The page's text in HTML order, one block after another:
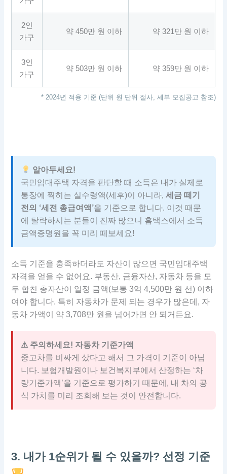
2인
가구
약 450만 원 이하 약 321만 원 이하
3인
가구
약 503만 원 이하 약 359만 원 이하
* 2024년 적용 기준 (단위 원 단위 절사, 세부 모집공고 참조)
알아두세요!
국민임대주택 자격을 판단할 때 소득은 내가 실제로
통장에 찍히는 실수령액(세후)이 아니라,세금 떼기
전의 ‘세전 총급여액’을 기준으로 합니다. 이것 때문
에 탈락하시는 분들이 진짜 많으니 홈택스에서 소득
금액증명원을 꼭 미리 떼보세요!
소득 기준을 충족하더라도 자산이 많으면 국민임대주택
자격을 얻을 수 없어요. 부동산, 금융자산, 자동차 등을 모
두 합친 총자산이 일정 금액(보통 3억 4,500만 원 선) 이하
여야 합니다. 특히 자동차가 문제 되는 경우가 많은데, 자
동차 가액이 약 3,708만 원을 넘어가면 안 되거든요.
⚠ 주의하세요! 자동차 기준가액
중고차를 비싸게 샀다고 해서 그 가격이 기준이 아닙
니다. 보험개발원이나 보건복지부에서 산정하는 ‘차
량기준가액’을 기준으로 평가하기 때문에, 내 차의 공
식 가치를 미리 조회해 보는 것이 안전합니다.
3. 내가 1순위가 될 수 있을까? 선정 기준